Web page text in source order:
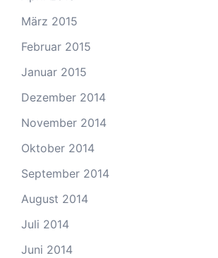
März 2015
Februar 2015
Januar 2015
Dezember 2014
November 2014
Oktober 2014
September 2014
August 2014
Juli 2014
Juni 2014